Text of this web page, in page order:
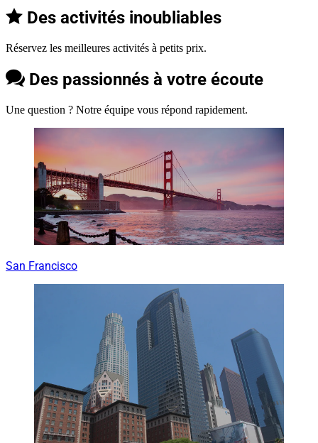
Des activités inoubliables
Réservez les meilleures activités à petits prix.
Des passionnés à votre écoute
Une question ? Notre équipe vous répond rapidement.
San Francisco